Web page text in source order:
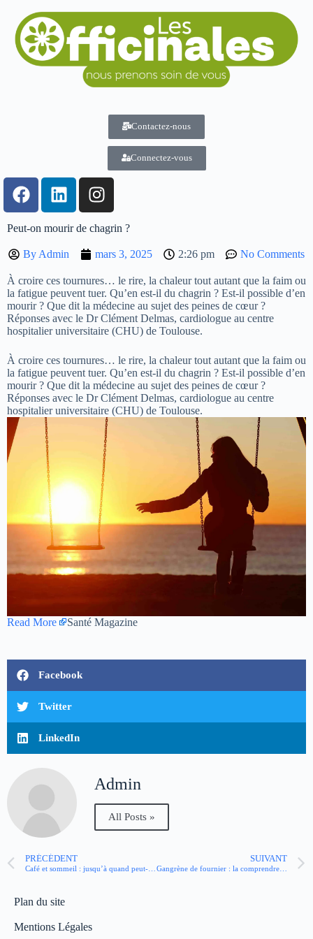
Contactez-nous
Connectez-vous
Peut-on mourir de chagrin ?
By Admin mars 3, 2025 2:26 pm No Comments
À croire ces tournures… le rire, la chaleur tout autant que la faim ou
la fatigue peuvent tuer. Qu’en est-il du chagrin ? Est-il possible d’en
mourir ? Que dit la médecine au sujet des peines de cœur ?
Réponses avec le Dr Clément Delmas, cardiologue au centre
hospitalier universitaire (CHU) de Toulouse.
À croire ces tournures… le rire, la chaleur tout autant que la faim ou
la fatigue peuvent tuer. Qu’en est-il du chagrin ? Est-il possible d’en
mourir ? Que dit la médecine au sujet des peines de cœur ?
Réponses avec le Dr Clément Delmas, cardiologue au centre
hospitalier universitaire (CHU) de Toulouse.
Read More Santé Magazine
Facebook
Twitter
LinkedIn
Admin
All Posts »
PRÉCÉDENT
Café et sommeil : jusqu’à quand peut-on boire un café avant de s’endormir ?
SUIVANT
Gangrène de fournier : la comprendre pour agir vite
Plan du site
Mentions Légales